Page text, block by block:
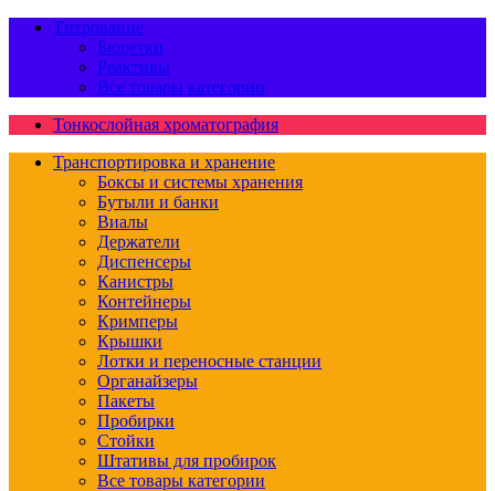
Титрование
Бюретки
Реактивы
Все товары категории
Тонкослойная хроматография
Транспортировка и хранение
Боксы и системы хранения
Бутыли и банки
Виалы
Держатели
Диспенсеры
Канистры
Контейнеры
Кримперы
Крышки
Лотки и переносные станции
Органайзеры
Пакеты
Пробирки
Стойки
Штативы для пробирок
Все товары категории